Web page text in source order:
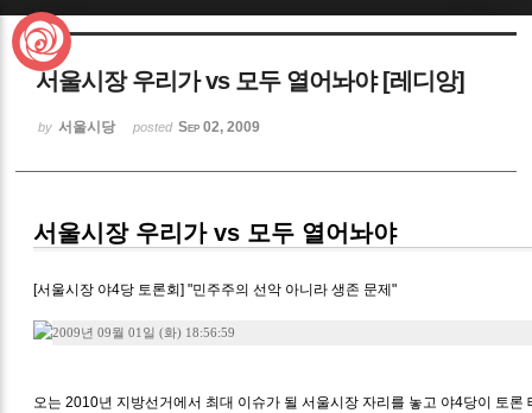
서울시장 우리가 vs 모두 열어놔야 [레디앙]
by 서울시당 posted Sep 02, 2009
서울시장 우리가 vs 모두 열어놔야
[서울시장 야4당 토론회] "민주주의 선악 아니라 생존 문제"
2009년 09월 01일 (화) 18:56:59
오는 2010년 지방선거에서 최대 이슈가 될 서울시장 자리를 놓고 야4당이 토론
Sketchbook5, 스케치북5
Sketchbook5, 스케치북5